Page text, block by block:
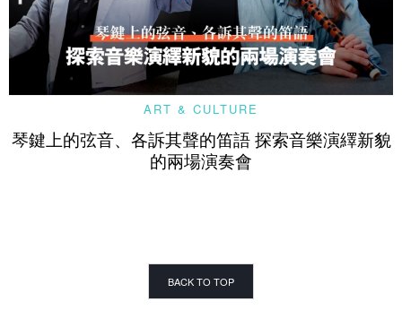
ART & CULTURE
琴鍵上的弦音、各訴其聲的笛語 探索音樂演繹新貌
的兩場演奏會
BACK TO TOP